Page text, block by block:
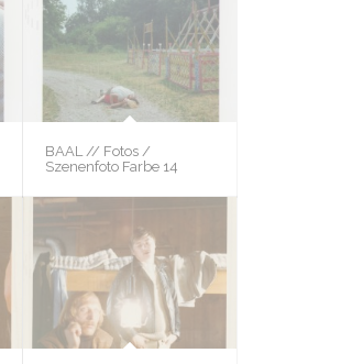
BAAL // Fotos /
Szenenfoto Farbe 14